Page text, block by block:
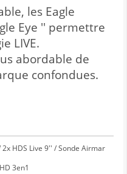
les Eagle
Eye '' permettre
LIVE.
abordable de
confondues.
HDS Live 9'' / Sonde Airmar
3en1